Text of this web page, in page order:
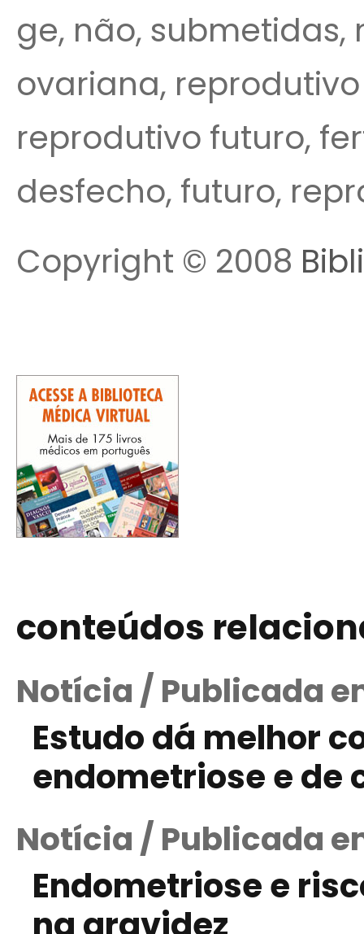
ge, não, submetidas,
ovariana,
reprodutivo futuro,
desfecho, futuro,
Copyright © 2008
conteúdos
Notícia / Publicada
Estudo dá melhor
endometriose e de
Notícia / Publicada
Endometriose e
na gravidez